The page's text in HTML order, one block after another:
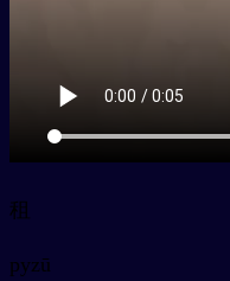
租
pyzū